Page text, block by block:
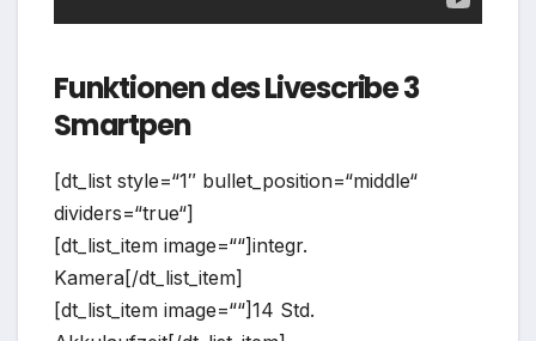
Funktionen des Livescribe 3
Smartpen
[dt_list style=“1″ bullet_position=“middle“
dividers=“true“]
[dt_list_item image=““]integr.
Kamera[/dt_list_item]
[dt_list_item image=““]14 Std.